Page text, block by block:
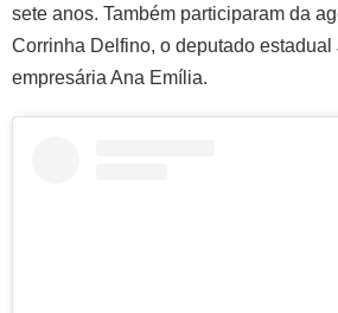
sete anos. Também participaram da
Corrinha Delfino, o deputado estadual
empresária Ana Emília.